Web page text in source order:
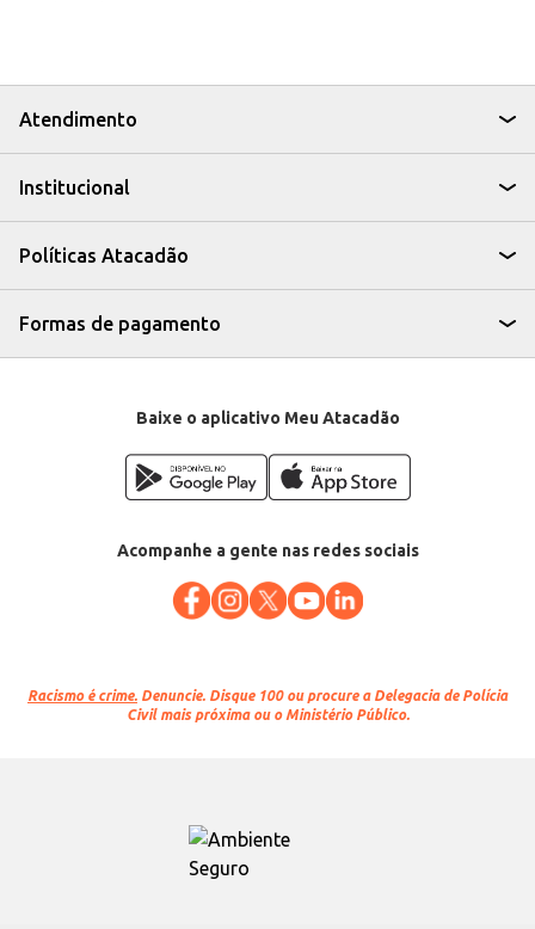
Atendimento
Institucional
Políticas Atacadão
Formas de pagamento
Baixe o aplicativo Meu Atacadão
Acompanhe a gente nas redes sociais
Racismo é crime. Denuncie. Disque 100 ou procure a Delegacia de Polícia
Civil mais próxima ou o Ministério Público.